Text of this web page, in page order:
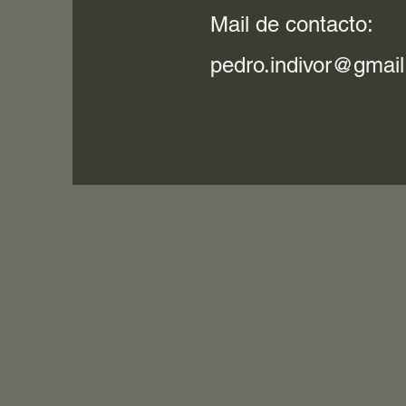
Mail de contacto: